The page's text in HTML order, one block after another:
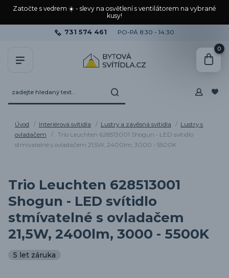
Zatočte s vedrem ☀️ - slevy na osvětlení s ventilátorem na vybrané
kusy!
731 574 461 PO-PÁ 8:30 - 14:30
0
Úvod Interiérová svítidla Lustry a závěsná svítidla
Lustry s
ovladačem
Trio Leuchten 628513001 Shogun - LED svítidlo
stmívatelné s ovladačem 21,5W, 2400lm, 3000 - 5500K
Trio Leuchten 628513001
Shogun - LED svítidlo
stmívatelné s ovladačem
21,5W, 2400lm, 3000 - 5500K
5 let záruka